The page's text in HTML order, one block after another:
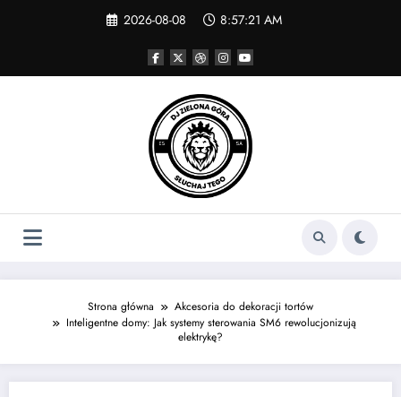
2026-08-08 8:57:21 AM
Strona główna
Akcesoria do dekoracji tortów
Inteligentne domy: Jak systemy sterowania SM6 rewolucjonizują
elektrykę?